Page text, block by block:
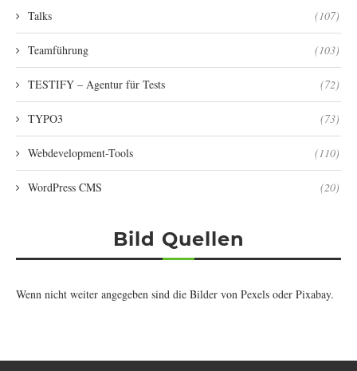
Talks (107)
Teamführung (103)
TESTIFY – Agentur für Tests (72)
TYPO3 (73)
Webdevelopment-Tools (110)
WordPress CMS (20)
Bild Quellen
Wenn nicht weiter angegeben sind die Bilder von Pexels oder Pixabay.